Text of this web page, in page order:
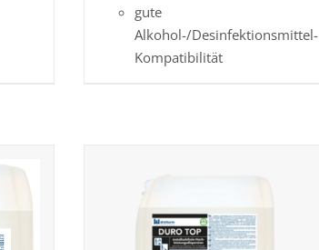
gute
Alkohol-/Desinfektionsmittel-
Kompatibilität